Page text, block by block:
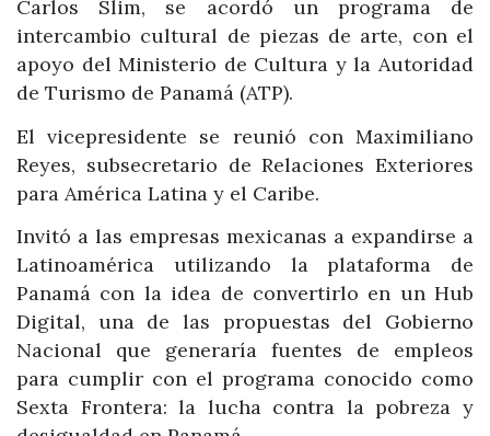
Carlos Slim, se acordó un programa de
intercambio cultural de piezas de arte, con el
apoyo del Ministerio de Cultura y la Autoridad
de Turismo de Panamá (ATP).
El vicepresidente se reunió con Maximiliano
Reyes, subsecretario de Relaciones Exteriores
para América Latina y el Caribe.
Invitó a las empresas mexicanas a expandirse a
Latinoamérica utilizando la plataforma de
Panamá con la idea de convertirlo en un Hub
Digital, una de las propuestas del Gobierno
Nacional que generaría fuentes de empleos
para cumplir con el programa conocido como
Sexta Frontera: la lucha contra la pobreza y